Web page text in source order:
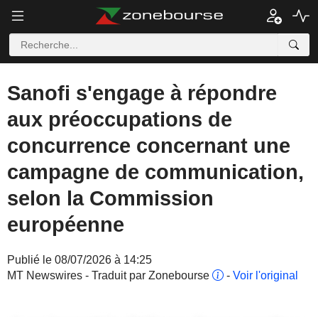
Sanofi s'engage à répondre
aux préoccupations de
concurrence concernant une
campagne de communication,
selon la Commission
européenne
Publié le 08/07/2026 à 14:25
MT Newswires - Traduit par Zonebourse
- Voir l'original